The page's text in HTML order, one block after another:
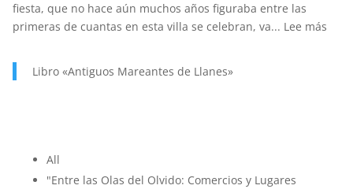
fiesta, que no hace aún muchos años figuraba entre las
primeras de cuantas en esta villa se celebran, va... Lee más:
Libro «Antiguos Mareantes de Llanes»
All
"Entre las Olas del Olvido: Comercios y Lugares